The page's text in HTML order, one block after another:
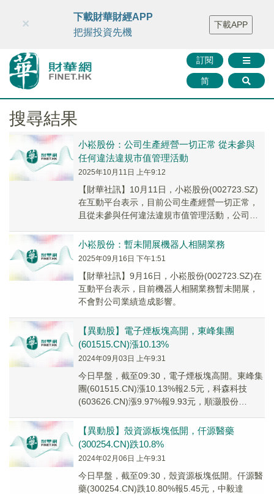
財華智庫網 FINTV FINMETA 財華證券 媒體矩陣
智庫沙龍
聯絡我們
訂閱
简
×
下載財華財經APP
把握投資先機
下載APP
搜尋結果
小崧股份：公司生產經營一切正常 從未參與
任何違法違規市值管理活動
2025年10月11日 上午9:12
【財華社訊】10月11日，小崧股份(002723.SZ)
在互動平台表示，目前公司生產經營一切正常，
且從未參與任何違法違規市值管理活動，公司高
小崧股份：暫未開展機器人相關業務
2025年09月16日 下午1:51
【財華社訊】9月16日，小崧股份(002723.SZ)在
互動平台表示，目前機器人相關業務暫未開展，
不會對公司業績造成影響。
【異動股】電子煙板塊高開，東峰集團
(601515.CN)漲10.13%
2024年09月03日 上午9:31
今日早盤，截至09:30，電子煙板塊高開。東峰集
團(601515.CN)漲10.13%報2.5元，科森科技
(603626.CN)漲9.97%報9.93元，順灏股份
【異動股】殼資源板塊低開，仟源醫藥
(300254.CN)跌10.8%
2024年02月06日 上午9:31
今日早盤，截至09:30，殼資源板塊低開。仟源醫
藥(300254.CN)跌10.80%報5.45元，中毅達